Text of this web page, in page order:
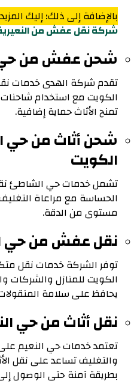
بالإضافة إلى ذلك؛ إليك
شركة نقل عفش من
شحن عفش من حي
تقدم شركة الهدى خدمات
الكويت مع استخدام
تمنح الأثاث حماية إضافية.
شحن أثاث من حي
الكويت
تشمل خدمات حي الشاطئ نقل
الحساسة مع مراعاة
مستوى من الدقة.
نقل عفش من حي
توفر الشركة خدمات نقل
الكويت للمنازل والشركات
يحافظ على سلامة
نقل أثاث من حي
تعتمد خدمات حي النعيم
والتغليف تساعد على نقل
بطريقة آمنة حتى الوصول